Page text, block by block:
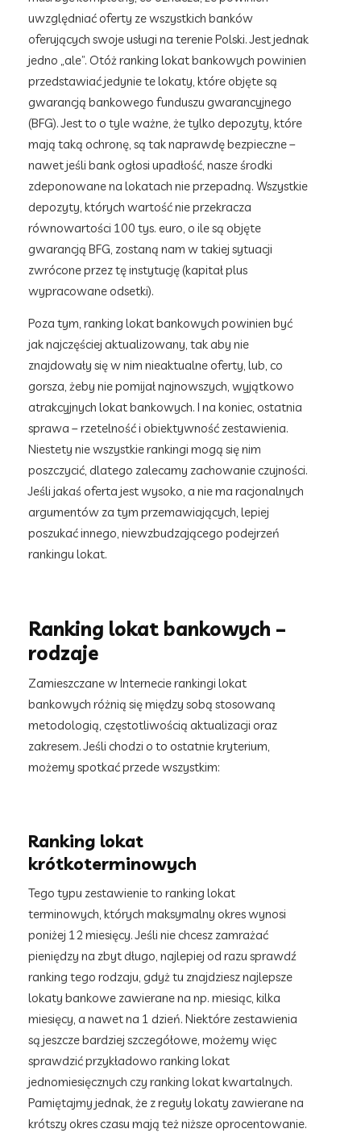
uwzględniać oferty ze wszystkich banków
oferujących swoje usługi na terenie Polski. Jest jednak
jedno „ale”. Otóż ranking lokat bankowych powinien
przedstawiać jedynie te lokaty, które objęte są
gwarancją bankowego funduszu gwarancyjnego
(BFG). Jest to o tyle ważne, że tylko depozyty, które
mają taką ochronę, są tak naprawdę bezpieczne –
nawet jeśli bank ogłosi upadłość, nasze środki
zdeponowane na lokatach nie przepadną. Wszystkie
depozyty, których wartość nie przekracza
równowartości 100 tys. euro, o ile są objęte
gwarancją BFG, zostaną nam w takiej sytuacji
zwrócone przez tę instytucję (kapitał plus
wypracowane odsetki).
Poza tym, ranking lokat bankowych powinien być
jak najczęściej aktualizowany, tak aby nie
znajdowały się w nim nieaktualne oferty, lub, co
gorsza, żeby nie pomijał najnowszych, wyjątkowo
atrakcyjnych lokat bankowych. I na koniec, ostatnia
sprawa – rzetelność i obiektywność zestawienia.
Niestety nie wszystkie rankingi mogą się nim
poszczycić, dlatego zalecamy zachowanie czujności.
Jeśli jakaś oferta jest wysoko, a nie ma racjonalnych
argumentów za tym przemawiających, lepiej
poszukać innego, niewzbudzającego podejrzeń
rankingu lokat.
Ranking lokat bankowych –
rodzaje
Zamieszczane w Internecie rankingi lokat
bankowych różnią się między sobą stosowaną
metodologią, częstotliwością aktualizacji oraz
zakresem. Jeśli chodzi o to ostatnie kryterium,
możemy spotkać przede wszystkim:
Ranking lokat
krótkoterminowych
Tego typu zestawienie to ranking lokat
terminowych, których maksymalny okres wynosi
poniżej 12 miesięcy. Jeśli nie chcesz zamrażać
pieniędzy na zbyt długo, najlepiej od razu sprawdź
ranking tego rodzaju, gdyż tu znajdziesz najlepsze
lokaty bankowe zawierane na np. miesiąc, kilka
miesięcy, a nawet na 1 dzień. Niektóre zestawienia
są jeszcze bardziej szczegółowe, możemy więc
sprawdzić przykładowo ranking lokat
jednomiesięcznych czy ranking lokat kwartalnych.
Pamiętajmy jednak, że z reguły lokaty zawierane na
krótszy okres czasu mają też niższe oprocentowanie.